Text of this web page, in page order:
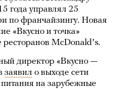
года управлял 25
по франчайзингу. Новая
«Вкусно и точка»
McDonaldʼs.
директор «Вкусно —
заявил о выходе сети
на зарубежные